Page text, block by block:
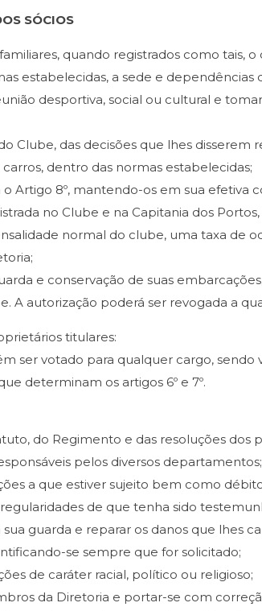
SÓCIOS
quando registrados como tais, o
estabelecidas, a sede e dependências
desportiva, social ou cultural e
Clube, das decisões que lhes disserem
dentro das normas estabelecidas;
Artigo 8º, mantendo-os em sua efetiva
no Clube e na Capitania dos
normal do clube, uma taxa de
e conservação de suas
A autorização poderá ser revogada a
titulares:
ser votado para qualquer cargo,
determinam os artigos 6º e 7º.
do Regimento e das resoluções
pelos diversos departamentos;
a que estiver sujeito bem como
de que tenha sido
guarda e reparar os danos que lhes
se sempre que for solicitado;
de caráter racial, político ou religioso;
da Diretoria e portar-se com